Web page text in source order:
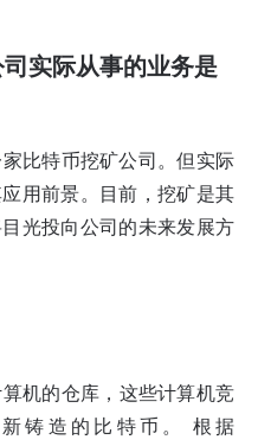
实际从事的业务是
比特币挖矿公司。但实际
用前景。目前，挖矿是其
光投向公司的未来发展方
机的仓库，这些计算机竞
铸造的比特币。 根据